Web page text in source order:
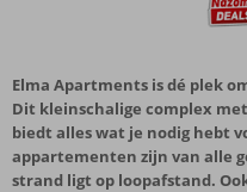
Elma Apartments is dé plek
Dit kleinschalige complex
biedt alles wat je nodig hebt
appartementen zijn van alle
strand ligt op loopafstand.